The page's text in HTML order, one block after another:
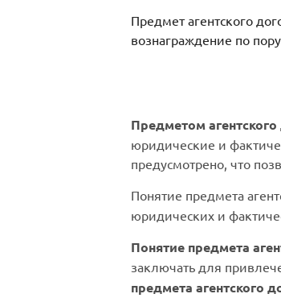
Предмет агентского
вознаграждение по
Предметом
юридические и
предусмотрено, что
Понятие предмета
юридических и
Понятие предмета
заключать для
предмета агентского